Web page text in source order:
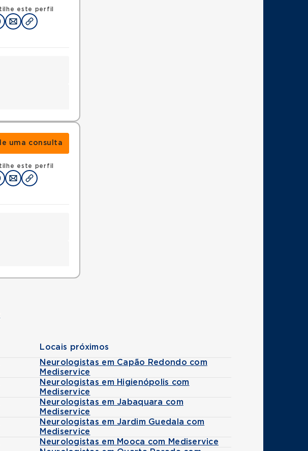
este perfil
uma consulta
este perfil
Locais próximos
Neurologistas em Capão Redondo com
Mediservice
Neurologistas em Higienópolis com
Mediservice
Neurologistas em Jabaquara com
Mediservice
Neurologistas em Jardim Guedala com
Mediservice
Neurologistas em Mooca com Mediservice